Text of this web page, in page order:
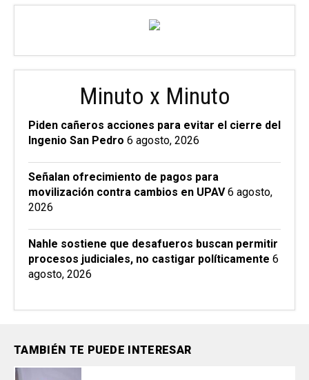
Minuto x Minuto
Piden cañeros acciones para evitar el cierre del
Ingenio San Pedro 6 agosto, 2026
Señalan ofrecimiento de pagos para
movilización contra cambios en UPAV 6 agosto,
2026
Nahle sostiene que desafueros buscan permitir
procesos judiciales, no castigar políticamente 6
agosto, 2026
TAMBIÉN TE PUEDE INTERESAR